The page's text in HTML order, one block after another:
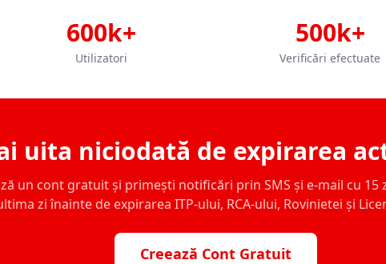
600k+
Utilizatori
500k+
Verificări efectuate
uita niciodată de expirarea
un cont gratuit și primești notificări prin SMS și e-mail cu 15
zi înainte de expirarea ITP-ului, RCA-ului, Rovinietei și
Creează Cont Gratuit